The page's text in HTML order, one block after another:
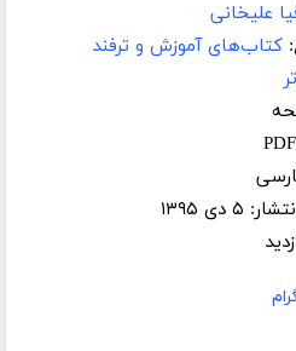
علیخانی
کتاب‌های آموزش و ترفند
۵ دی ۱۳۹۵